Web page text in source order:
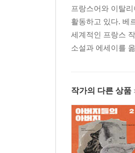
프랑스어와 이탈
활동하고 있다. 베
세계적인 프랑스
소설과 에세이를
작가의 다른 상품